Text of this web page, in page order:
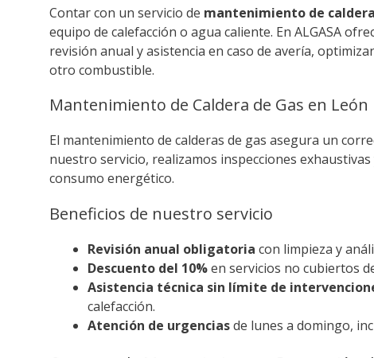
Contar con un servicio de mantenimiento de
equipo de calefacción o agua caliente. En ALGASA
revisión anual y asistencia en caso de avería,
otro combustible.
Mantenimiento de Caldera de Gas en León
El mantenimiento de calderas de gas asegura un
nuestro servicio, realizamos inspecciones
consumo energético.
Beneficios de nuestro servicio
Revisión anual obligatoria con limpieza y
Descuento del 10%en servicios no cubiertos
Asistencia técnica sin límite de
calefacción.
Atención de urgenciasde lunes a domingo,